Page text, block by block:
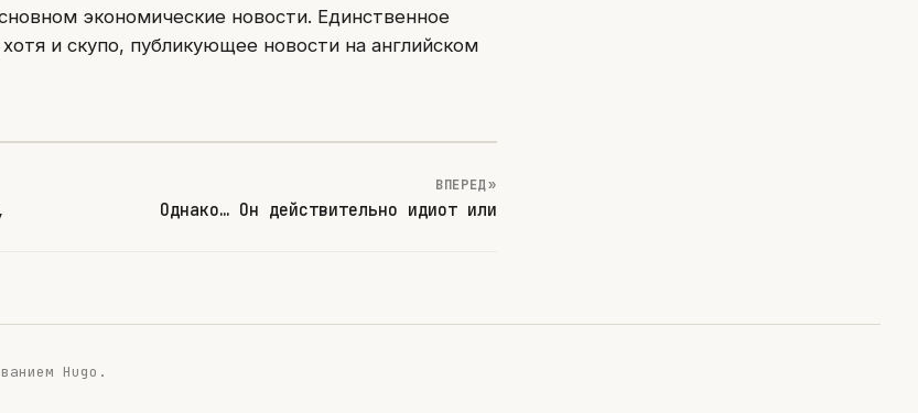
экономические новости. Единственное
и скупо, публикующее новости на английском
ВПЕРЕД »
Однако… Он действительно идиот или
Hugo .